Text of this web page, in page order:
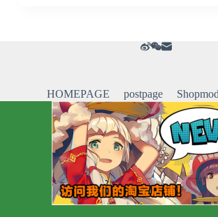
HOMEPAGE postpage